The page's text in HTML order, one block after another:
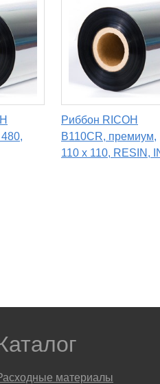
Риббон RICOH
B110CR, премиум,
110 x 110, RESIN,
материалы